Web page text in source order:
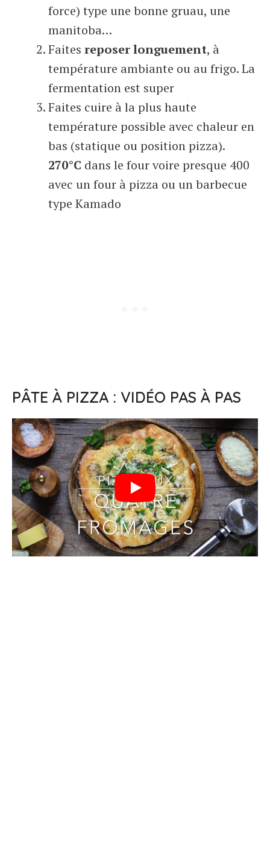
force) type une bonne gruau, une
manitoba…
Faites reposer longuement, à
température ambiante ou au frigo. La
fermentation est super
Faites cuire à la plus haute
température possible avec chaleur en
bas (statique ou position pizza).
270°C dans le four voire presque 400
avec un four à pizza ou un barbecue
type Kamado
PÂTE À PIZZA : VIDÉO PAS À PAS